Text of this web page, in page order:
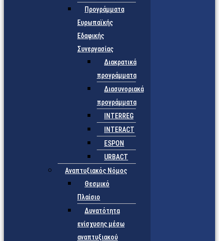
Προγράμματα
Ευρωπαϊκής
Εδαφικής
Συνεργασίας
Διακρατικά
προγράμματα
Διασυνοριακά
προγράμματα
INTERREG
INTERACT
ESPON
URBACT
Αναπτυξιακός Νόμος
Θεσμικό
Πλαίσιο
Δυνατότητα
ενίσχυσης μέσω
αναπτυξιακού